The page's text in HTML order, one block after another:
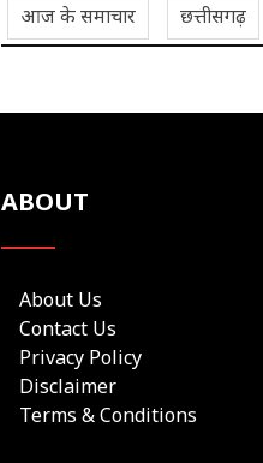
आज के समाचार छत्तीसगढ़
ABOUT
About Us
Contact Us
Privacy Policy
Disclaimer
Terms & Conditions